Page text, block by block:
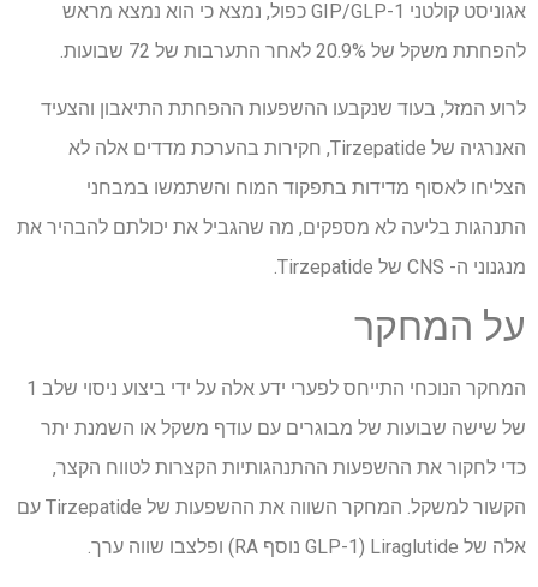
אגוניסט קולטני GIP/GLP-1 כפול, נמצא כי הוא נמצא מראש
להפחתת משקל של 20.9% לאחר התערבות של 72 שבועות.
לרוע המזל, בעוד שנקבעו ההשפעות ההפחתת התיאבון והצעיד
האנרגיה של Tirzepatide, חקירות בהערכת מדדים אלה לא
הצליחו לאסוף מדידות בתפקוד המוח והשתמשו במבחני
התנהגות בליעה לא מספקים, מה שהגביל את יכולתם להבהיר את
מנגנוני ה- CNS של Tirzepatide.
על המחקר
המחקר הנוכחי התייחס לפערי ידע אלה על ידי ביצוע ניסוי שלב 1
של שישה שבועות של מבוגרים עם עודף משקל או השמנת יתר
כדי לחקור את ההשפעות ההתנהגותיות הקצרות לטווח הקצר,
הקשור למשקל. המחקר השווה את ההשפעות של Tirzepatide עם
אלה של Liraglutide (GLP-1 נוסף RA) ופלצבו שווה ערך.